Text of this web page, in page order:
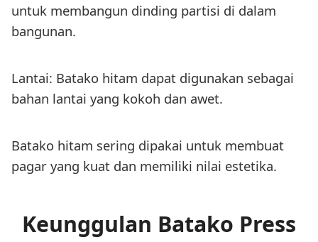
untuk membangun dinding partisi di dalam
bangunan.
Lantai: Batako hitam dapat digunakan sebagai
bahan lantai yang kokoh dan awet.
Batako hitam sering dipakai untuk membuat
pagar yang kuat dan memiliki nilai estetika.
Keunggulan Batako Press